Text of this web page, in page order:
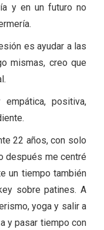
y en un futuro no
es ayudar a las
mismas, creo que
positiva,
22 años, con solo
después me centré
un tiempo también
sobre patines. A
yoga y salir a
y pasar tiempo con